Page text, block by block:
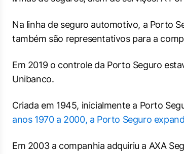
Na linha de seguro automotivo, a Porto
também são representativos para a
Em 2019 o controle da Porto Seguro
Unibanco.
Criada em 1945, inicialmente a Porto
anos 1970 a 2000, a Porto Seguro
Em 2003 a companhia adquiriu a AXA